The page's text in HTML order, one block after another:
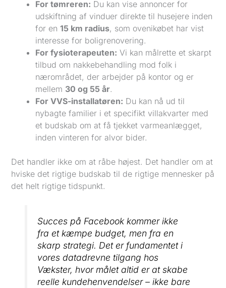
For tømreren: Du kan vise annoncer for
udskiftning af vinduer direkte til husejere inden
for en15 km radius, som ovenikøbet har vist
interesse for boligrenovering.
For fysioterapeuten: Vi kan målrette et skarpt
tilbud om nakkebehandling mod folk i
nærområdet, der arbejder på kontor og er
mellem 30 og 55 år.
For VVS-installatøren: Du kan nå ud til
nybagte familier i et specifikt villakvarter med
et budskab om at få tjekket varmeanlægget,
inden vinteren for alvor bider.
Det handler ikke om at råbe højest. Det handler om at
hviske det rigtige budskab til de rigtige mennesker på
det helt rigtige tidspunkt.
Succes på Facebook kommer ikke
fra et kæmpe budget, men fra en
skarp strategi. Det er fundamentet i
vores datadrevne tilgang hos
Vækster, hvor målet altid er at skabe
reelle kundehenvendelser – ikke bare